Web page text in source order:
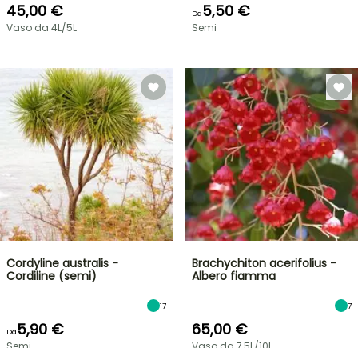
45,00 €
Vaso da 4L/5L
Da5,50 €
Semi
Cordyline australis -
Cordiline (semi)
17
Da5,90 €
Brachychiton acerifolius -
Albero fiamma
7
65,00 €